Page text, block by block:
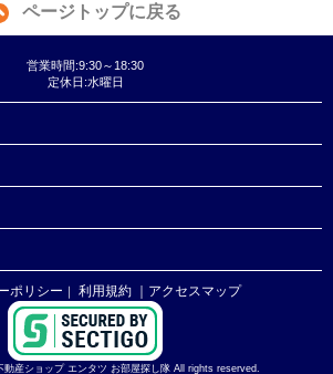
ページトップに戻る
営業時間:9:30～18:30
定休日:水曜日
ポリシー ｜ 利用規約 ｜アクセスマップ
産ショップ エンタツ お部屋探し隊 All rights reserved.